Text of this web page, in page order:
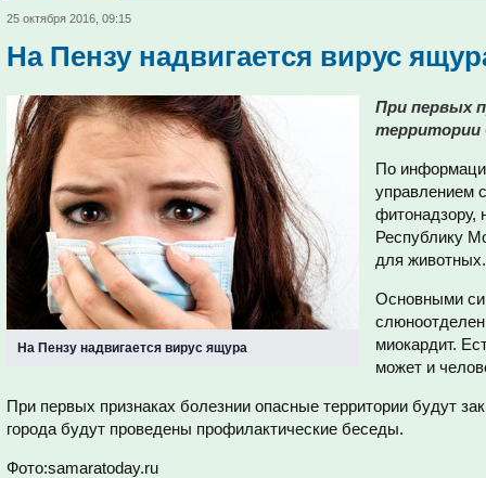
25 октября 2016, 09:15
На Пензу надвигается вирус
На Пензу надвигается вирус ящура
При первых
территории
По
управлением
фитонадзору,
Республику
для животных.
Основными
миокардит.
может и
При первых признаках болезнии опасные территории будут
города будут проведены профилактические беседы.
Фото:samaratoday.ru